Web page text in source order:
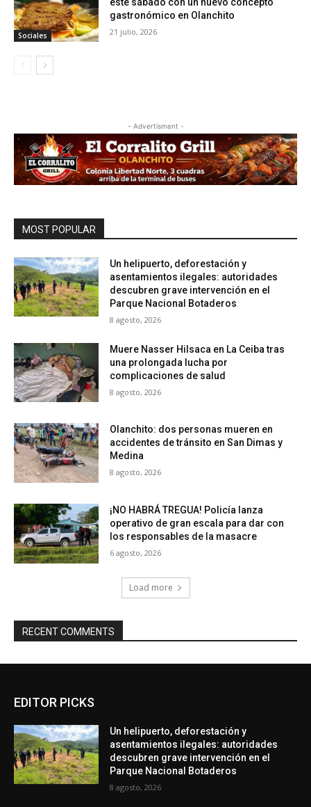
Sociales
gastronómico en Olanchito
21 julio, 2026
- Advertisment -
MOST POPULAR
Un helipuerto, deforestación y
asentamientos ilegales: autoridades
descubren grave intervención en el
Parque Nacional Botaderos
8 agosto, 2026
Muere Nasser Hilsaca en La Ceiba tras
una prolongada lucha por
complicaciones de salud
8 agosto, 2026
Olanchito: dos personas mueren en
accidentes de tránsito en San Dimas y
Medina
8 agosto, 2026
¡NO HABRÁ TREGUA! Policía lanza
operativo de gran escala para dar con
los responsables de la masacre
6 agosto, 2026
Load more
RECENT COMMENTS
EDITOR PICKS
Un helipuerto, deforestación y
asentamientos ilegales: autoridades
descubren grave intervención en el
Parque Nacional Botaderos
8 agosto, 2026